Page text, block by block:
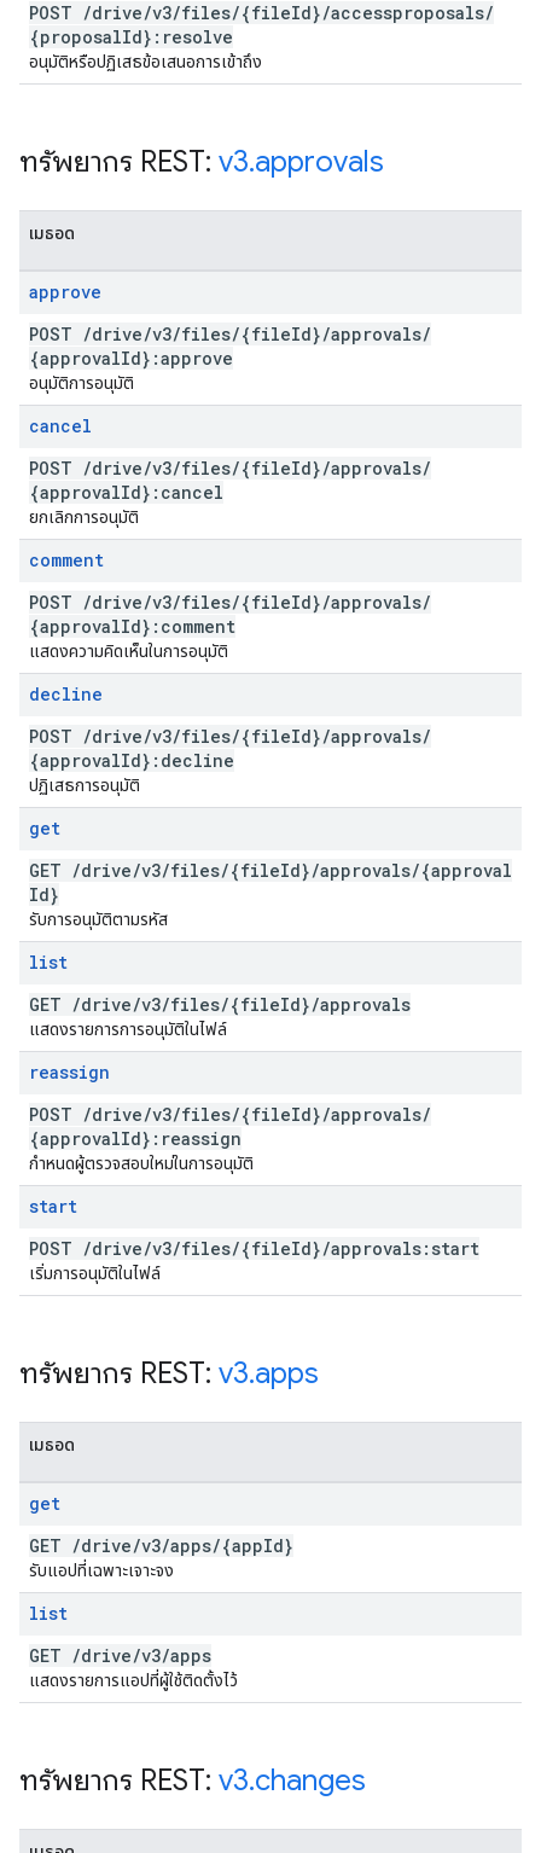
POST /drive/v3/files/{fileId}/accessproposals/
{proposalId}:resolve
อนุมัติหรือปฏิเสธข้อเสนอการเข้าถึง
ทรัพยากร REST: v3.approvals
เมธอด
approve
POST /drive/v3/files/{fileId}/approvals/
{approvalId}:approve
อนุมัติการอนุมัติ
cancel
POST /drive/v3/files/{fileId}/approvals/
{approvalId}:cancel
ยกเลิกการอนุมัติ
comment
POST /drive/v3/files/{fileId}/approvals/
{approvalId}:comment
แสดงความคิดเห็นในการอนุมัติ
decline
POST /drive/v3/files/{fileId}/approvals/
{approvalId}:decline
ปฏิเสธการอนุมัติ
get
GET /drive/v3/files/{fileId}/approvals/{approval
Id}
รับการอนุมัติตามรหัส
list
GET /drive/v3/files/{fileId}/approvals
แสดงรายการการอนุมัติในไฟล์
reassign
POST /drive/v3/files/{fileId}/approvals/
{approvalId}:reassign
กำหนดผู้ตรวจสอบใหม่ในการอนุมัติ
start
POST /drive/v3/files/{fileId}/approvals:start
เริ่มการอนุมัติในไฟล์
ทรัพยากร REST: v3.apps
เมธอด
get
GET /drive/v3/apps/{appId}
รับแอปที่เฉพาะเจาะจง
list
GET /drive/v3/apps
แสดงรายการแอปที่ผู้ใช้ติดตั้งไว้
ทรัพยากร REST: v3.changes